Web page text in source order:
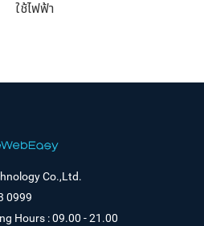
ใช้ไฟฟ้า
Co.,Ltd.
0999
Hours : 09.00 - 21.00